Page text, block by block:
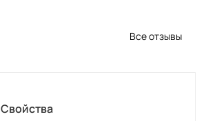
Все отзывы
Свойства